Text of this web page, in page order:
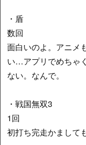
・盾
数回
面白いのよ。アニメ
い…アプリでめちゃ
ない。なんで。
・戦国無双3
1回
初打ち完走かまして